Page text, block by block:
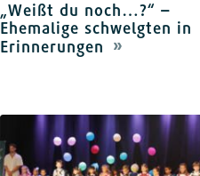
„Weißt du noch…?“ –
Ehemalige schwelgten in
Erinnerungen